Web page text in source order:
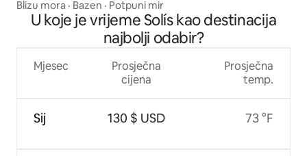
Blizu mora · Bazen · Potpuni mir
U koje je vrijeme Solís kao destinacija
najbolji odabir?
Mjesec
Sij
Prosječna
cijena
130 $ USD
Prosječna
temp.
73 °F